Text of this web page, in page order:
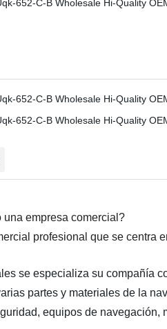
empresa comercial?
profesional que se centra
se especializa su compañía
partes y materiales de la
equipos de navegación,